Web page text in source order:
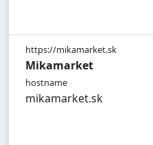
https://mikamarket.sk
Mikamarket
hostname
mikamarket.sk